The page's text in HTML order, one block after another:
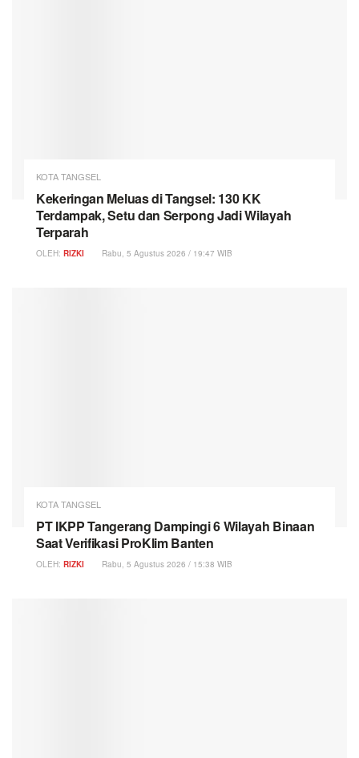
KOTA TANGSEL
Kekeringan Meluas di Tangsel: 130 KK
Terdampak, Setu dan Serpong Jadi Wilayah
Terparah
OLEH: RIZKI Rabu, 5 Agustus 2026 / 19:47 WIB
KOTA TANGSEL
PT IKPP Tangerang Dampingi 6 Wilayah Binaan
Saat Verifikasi ProKlim Banten
OLEH: RIZKI Rabu, 5 Agustus 2026 / 15:38 WIB